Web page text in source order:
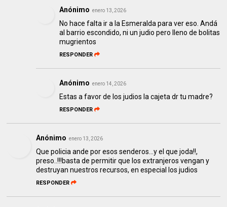
Anónimo enero 13, 2026
No hace falta ir a la Esmeralda para ver eso. Andá
al barrio escondido, ni un judio pero lleno de bolitas
mugrientos
RESPONDER
Anónimo enero 14, 2026
Estas a favor de los judios la cajeta dr tu madre?
RESPONDER
Anónimo enero 13, 2026
Que policia ande por esos senderos...y el que joda!!,
preso..!!!basta de permitir que los extranjeros vengan y
destruyan nuestros recursos, en especial los judios
RESPONDER